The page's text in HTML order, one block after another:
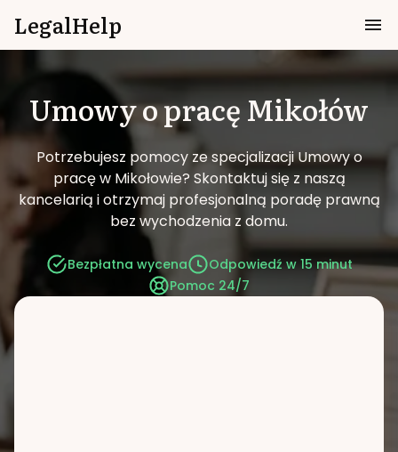
LegalHelp
Umowy o pracęMikołów
Potrzebujesz pomocy ze specjalizacji Umowy o
pracę w Mikołowie? Skontaktuj się z naszą
kancelarią i otrzymaj profesjonalną poradę prawną
bez wychodzenia z domu.
Bezpłatna wycena
Odpowiedź w 15 minut
Pomoc 24/7